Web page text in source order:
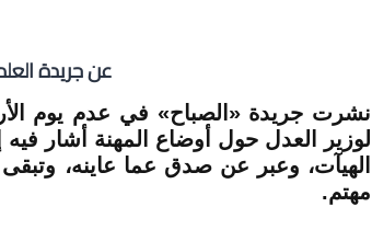
عن جريدة
لوزير العدل حول أوضاع المهنة أشار
الهيآت، وعبر عن صدق عما عاينه،
مهتم.